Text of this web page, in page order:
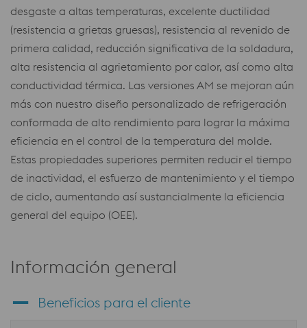
desgaste a altas temperaturas, excelente ductilidad
(resistencia a grietas gruesas), resistencia al revenido de
primera calidad, reducción significativa de la soldadura,
alta resistencia al agrietamiento por calor, así como alta
conductividad térmica. Las versiones AM se mejoran aún
más con nuestro diseño personalizado de refrigeración
conformada de alto rendimiento para lograr la máxima
eficiencia en el control de la temperatura del molde.
Estas propiedades superiores permiten reducir el tiempo
de inactividad, el esfuerzo de mantenimiento y el tiempo
de ciclo, aumentando así sustancialmente la eficiencia
general del equipo (OEE).
Información general
Beneficios para el cliente